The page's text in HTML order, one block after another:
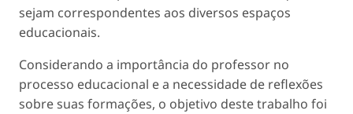
sejam correspondentes aos diversos espaços
educacionais.
Considerando a importância do professor no
processo educacional e a necessidade de reflexões
sobre suas formações, o objetivo deste trabalho foi